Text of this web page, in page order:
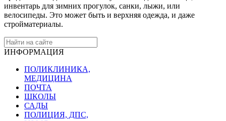
инвентарь для зимних прогулок, санки, лыжи, или
велосипеды. Это может быть и верхняя одежда, и даже
стройматериалы.
ИНФОРМАЦИЯ
ПОЛИКЛИНИКА,
МЕДИЦИНА
ПОЧТА
ШКОЛЫ
САДЫ
ПОЛИЦИЯ, ДПС,